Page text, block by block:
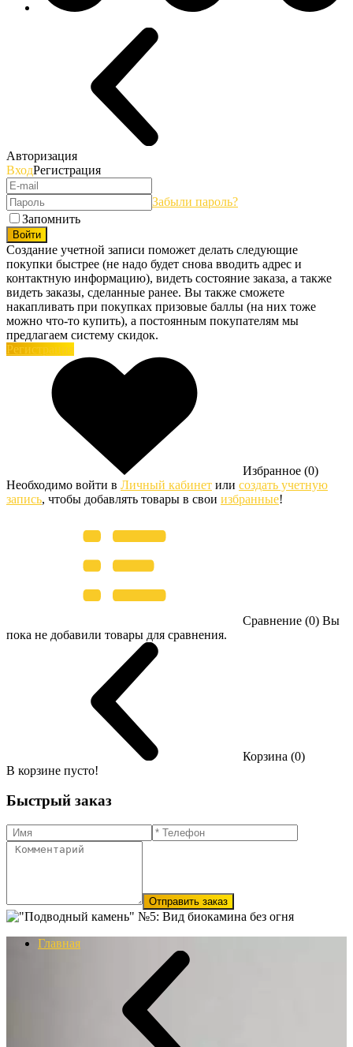
Авторизация
ВходРегистрация
Забыли пароль?
Запомнить
Войти
Создание учетной записи поможет делать следующие
покупки быстрее (не надо будет снова вводить адрес и
контактную информацию), видеть состояние заказа, а также
видеть заказы, сделанные ранее. Вы также сможете
накапливать при покупках призовые баллы (на них тоже
можно что-то купить), а постоянным покупателям мы
предлагаем систему скидок.
Регистрация
Избранное (0)
Необходимо войти в Личный кабинет или создать учетную
запись, чтобы добавлять товары в свои избранные!
Сравнение (0) Вы
пока не добавили товары для сравнения.
Корзина (0)
В корзине пусто!
Быстрый заказ
Отправить заказ
Главная